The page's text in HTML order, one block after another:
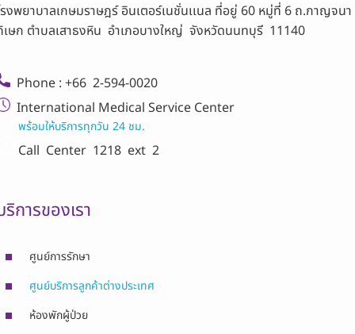
งพยาบาลเกษมราษฎร์ อินเตอร์เนชั่นเเนล ที่อยู่ 60 หมู่ที่ 6 ถ.กาญจนา
เษก ตำบลเสาธงหิน อำเภอบางใหญ่ จังหวัดนนทบุรี 11140
Phone : +66 2-594-0020
International Medical Service Center
ร้อมให้บริการทุกวัน 24 ชม.
Call Center 1218 ext 2
การของเรา
ศูนย์การรักษา
ศูนย์บริการลูกค้าต่างประเทศ
ห้องพักผู้ป่วย